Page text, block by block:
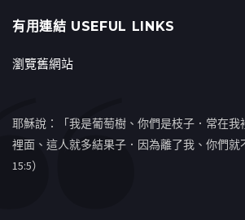
有用連結 USEFUL LINKS
瀏覽舊網站
耶穌說：「我是葡萄樹、你們是枝子．常在我
裡面、這人就多結果子．因為離了我、你們就
15:5）